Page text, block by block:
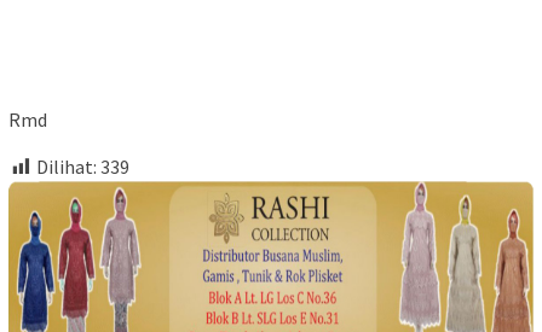
Rmd
Dilihat: 339